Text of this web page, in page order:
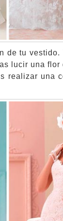
de tu
lucir una flor
realizar una